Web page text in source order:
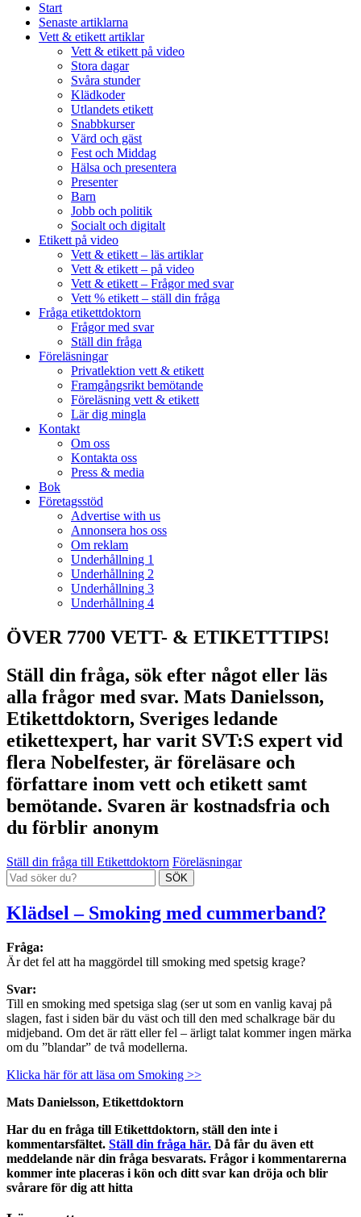
Start
Senaste artiklarna
Vett & etikett artiklar
Vett & etikett på video
Stora dagar
Svåra stunder
Klädkoder
Utlandets etikett
Snabbkurser
Värd och gäst
Fest och Middag
Hälsa och presentera
Presenter
Barn
Jobb och politik
Socialt och digitalt
Etikett på video
Vett & etikett – läs artiklar
Vett & etikett – på video
Vett & etikett – Frågor med svar
Vett % etikett – ställ din fråga
Fråga etikettdoktorn
Frågor med svar
Ställ din fråga
Föreläsningar
Privatlektion vett & etikett
Framgångsrikt bemötande
Föreläsning vett & etikett
Lär dig mingla
Kontakt
Om oss
Kontakta oss
Press & media
Bok
Företagsstöd
Advertise with us
Annonsera hos oss
Om reklam
Underhållning 1
Underhållning 2
Underhållning 3
Underhållning 4
ÖVER 7700 VETT- & ETIKETTTIPS!
Ställ din fråga, sök efter något eller läs
alla frågor med svar. Mats Danielsson,
Etikettdoktorn, Sveriges ledande
etikettexpert, har varit SVT:S expert vid
flera Nobelfester, är föreläsare och
författare inom vett och etikett samt
bemötande. Svaren är kostnadsfria och
du förblir anonym
Ställ din fråga till Etikettdoktorn Föreläsningar
Klädsel – Smoking med cummerband?
Fråga:
Är det fel att ha maggördel till smoking med spetsig krage?
Svar:
Till en smoking med spetsiga slag (ser ut som en vanlig kavaj på
slagen, fast i siden bär du väst och till den med schalkrage bär du
midjeband. Om det är rätt eller fel – ärligt talat kommer ingen märka
om du ”blandar” de två modellerna.
Klicka här för att läsa om Smoking >>
Mats Danielsson, Etikettdoktorn
Har du en fråga till Etikettdoktorn, ställ den inte i
kommentarsfältet. Ställ din fråga här. Då får du även ett
meddelande när din fråga besvarats. Frågor i kommentarerna
kommer inte placeras i kön och ditt svar kan dröja och blir
svårare för dig att hitta